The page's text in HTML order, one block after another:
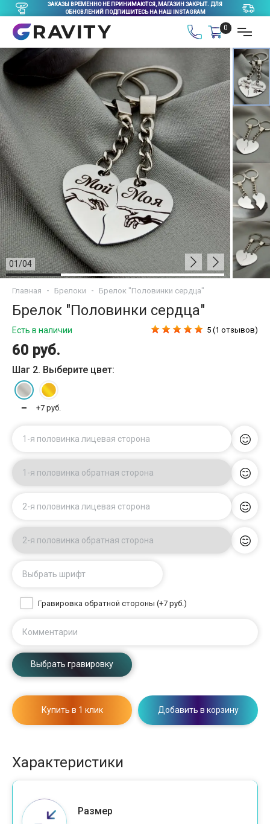
ЗАКАЗЫ ВРЕМЕННО НЕ ПРИНИМАЮТСЯ, МАГАЗИН ЗАКРЫТ. ДЛЯ
ОБНОВЛЕНИЙ ПОДПИШИТЕСЬ НА НАШ INSTAGRAM
0
01 /04
Главная Брелоки Брелок "Половинки сердца"
Брелок "Половинки сердца"
Есть в наличии
60 руб.
5 (1 отзывов)
Шаг 2. Выберите цвет:
━ +7 руб.
1-я половинка лицевая сторона
1-я половинка обратная сторона
2-я половинка лицевая сторона
2-я половинка обратная сторона
Выбрать шрифт
Гравировка обратной стороны (+7 руб.)
Комментарии
Выбрать гравировку
Купить в 1 клик Добавить в корзину
Характеристики
Размер